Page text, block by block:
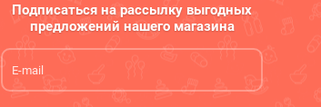
Подписаться на рассылку выгодных
предложений нашего магазина